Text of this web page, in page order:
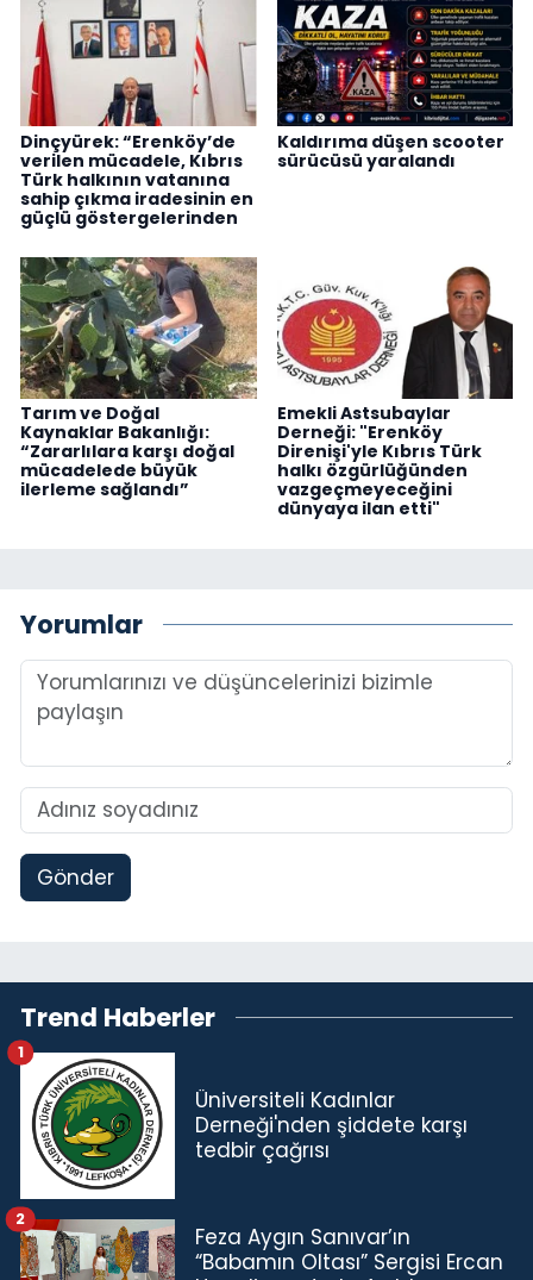
Dinçyürek: “Erenköy’de
verilen mücadele, Kıbrıs
Türk halkının vatanına
sahip çıkma iradesinin en
güçlü göstergelerinden
Kaldırıma düşen scooter
sürücüsü yaralandı
Tarım ve Doğal
Kaynaklar Bakanlığı:
“Zararlılara karşı doğal
mücadelede büyük
ilerleme sağlandı”
Emekli Astsubaylar
Derneği: "Erenköy
Direnişi'yle Kıbrıs Türk
halkı özgürlüğünden
vazgeçmeyeceğini
dünyaya ilan etti"
Yorumlar
Gönder
Trend Haberler
Üniversiteli Kadınlar
Derneği'nden şiddete karşı
tedbir çağrısı
1
Feza Aygın Sanıvar’ın
“Babamın Oltası” Sergisi Ercan
2